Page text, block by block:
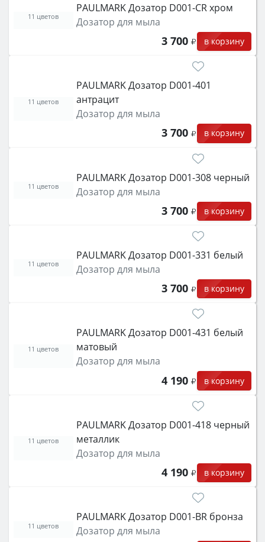
PAULMARK Дозатор D001-CR хром
Дозатор для мыла
3 700 в корзину
11 цветов
PAULMARK Дозатор D001-401
антрацит
Дозатор для мыла
3 700 в корзину
11 цветов
PAULMARK Дозатор D001-308 черный
Дозатор для мыла
3 700 в корзину
11 цветов
PAULMARK Дозатор D001-331 белый
Дозатор для мыла
3 700 в корзину
11 цветов
PAULMARK Дозатор D001-431 белый
матовый
Дозатор для мыла
4 190 в корзину
11 цветов
PAULMARK Дозатор D001-418 черный
металлик
Дозатор для мыла
4 190 в корзину
11 цветов
PAULMARK Дозатор D001-BR бронза
Дозатор для мыла
11 цветов